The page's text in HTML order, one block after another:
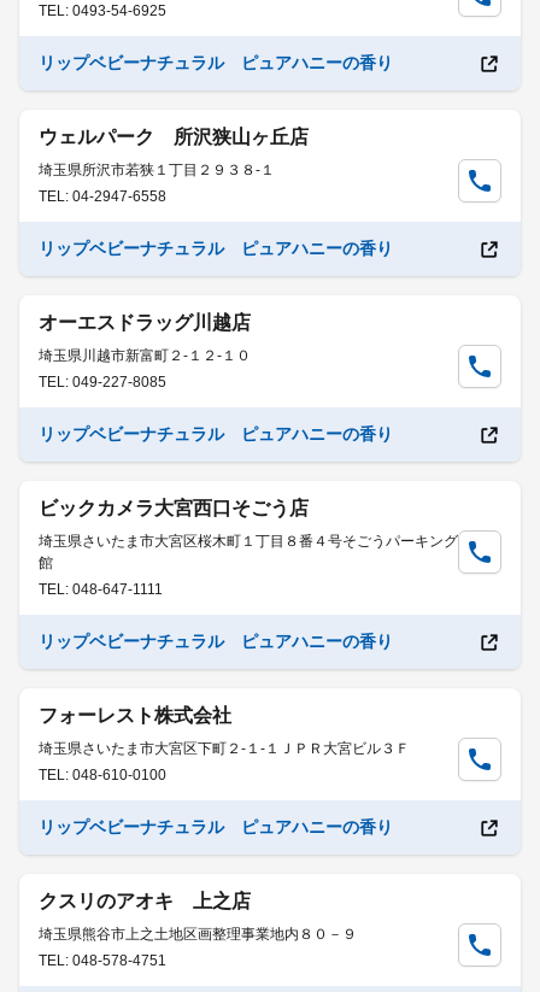
TEL: 0493-54-6925
リップベビーナチュラル ピュアハニーの香り
ウェルパーク 所沢狭山ヶ丘店
埼玉県所沢市若狭１丁目２９３８-１
TEL: 04-2947-6558
リップベビーナチュラル ピュアハニーの香り
オーエスドラッグ川越店
埼玉県川越市新富町２-１２-１０
TEL: 049-227-8085
リップベビーナチュラル ピュアハニーの香り
ビックカメラ大宮西口そごう店
埼玉県さいたま市大宮区桜木町１丁目８番４号そごうパーキング
館
TEL: 048-647-1111
リップベビーナチュラル ピュアハニーの香り
フォーレスト株式会社
埼玉県さいたま市大宮区下町２-１-１ＪＰＲ大宮ビル３Ｆ
TEL: 048-610-0100
リップベビーナチュラル ピュアハニーの香り
クスリのアオキ 上之店
埼玉県熊谷市上之土地区画整理事業地内８０－９
TEL: 048-578-4751